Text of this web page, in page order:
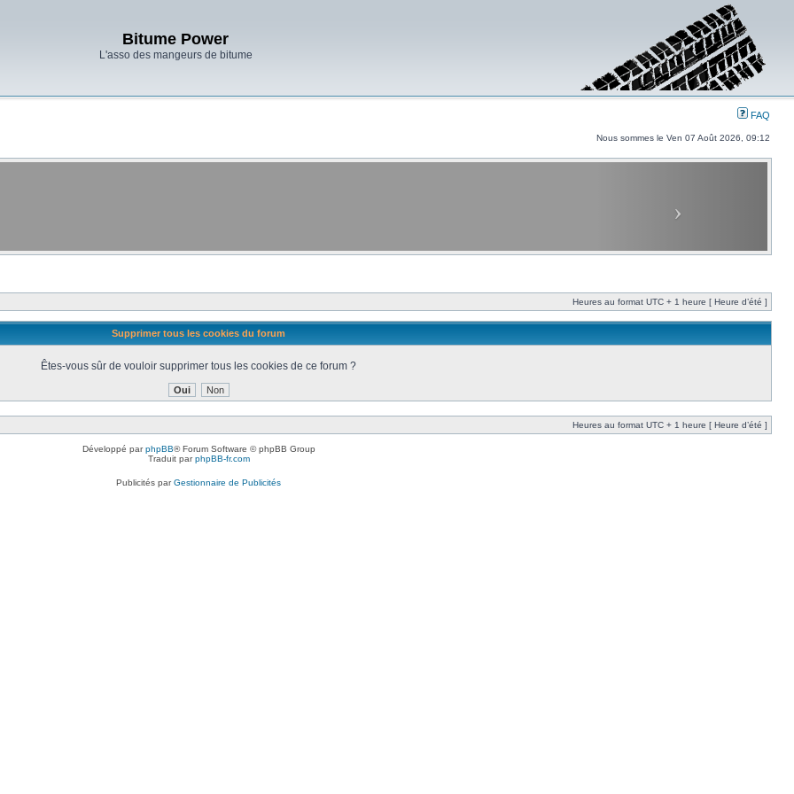
Bitume Power
L'asso des mangeurs de bitume
FAQ
Nous sommes le Ven 07 Août 2026, 09:12
Heures au format UTC + 1 heure [ Heure d’été ]
Supprimer tous les cookies du forum
Êtes-vous sûr de vouloir supprimer tous les cookies de ce forum ?
Heures au format UTC + 1 heure [ Heure d’été ]
Développé parphpBB® Forum Software © phpBB Group
Traduit parphpBB-fr.com
Publicités parGestionnaire de Publicités